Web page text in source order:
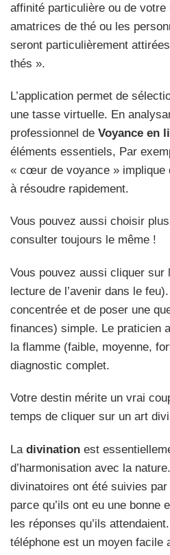
affinité particulière ou de
amatrices de thé ou les
seront particulièrement
thés ».
L’application permet de
une tasse virtuelle. En
professionnel de Voyance en
éléments essentiels, Par
« cœur de voyance » implique
à résoudre rapidement.
Vous pouvez aussi choisir
consulter toujours le même !
Vous pouvez aussi cliquer sur
lecture de l’avenir dans le
concentrée et de poser une
finances) simple. Le praticien
la flamme (faible, moyenne,
diagnostic complet.
Votre destin mérite un vrai
temps de cliquer sur un art
La divination est
d’harmonisation avec la
divinatoires ont été suivies
parce qu’ils ont eu une bonne
les réponses qu’ils
téléphone est un moyen facile